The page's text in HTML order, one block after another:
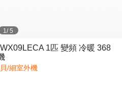
1/5
1匹 變頻 冷暖 368
/細室外機